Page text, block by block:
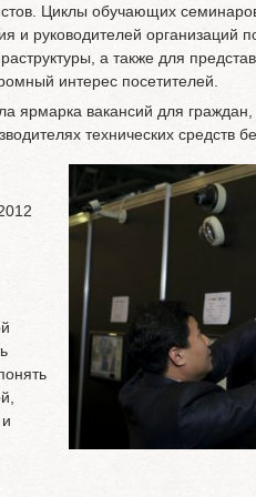
Циклы обучающих
и руководителей организаций
а также для
интерес посетителей.
ярмарка вакансий для
технических средств